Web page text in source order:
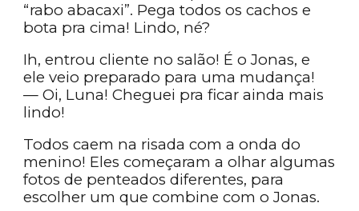
“rabo abacaxi”. Pega todos os cachos e
bota pra cima! Lindo, né?
Ih, entrou cliente no salão! É o Jonas, e
ele veio preparado para uma mudança!
— Oi, Luna! Cheguei pra ficar ainda mais
lindo!
Todos caem na risada com a onda do
menino! Eles começaram a olhar algumas
fotos de penteados diferentes, para
escolher um que combine com o Jonas.